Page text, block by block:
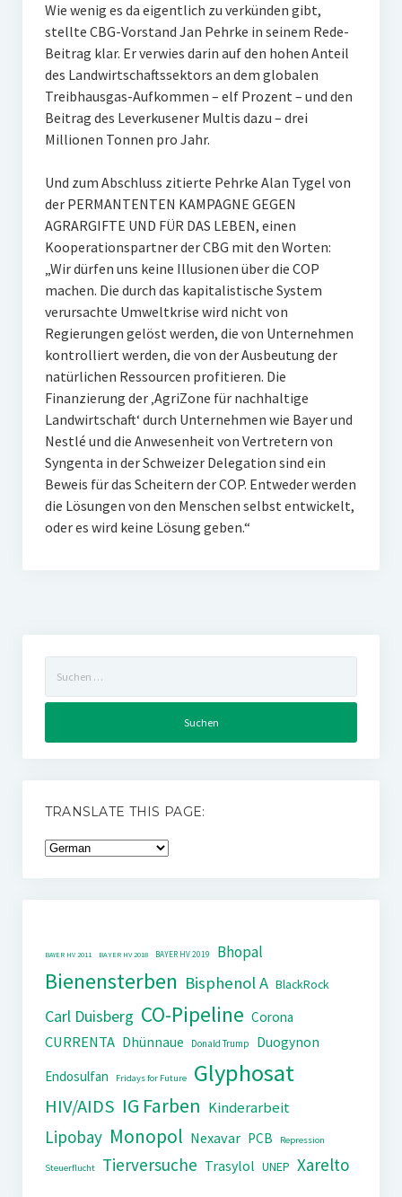
Wie wenig es da eigentlich zu verkünden gibt,
stellte CBG-Vorstand Jan Pehrke in seinem Rede-
Beitrag klar. Er verwies darin auf den hohen Anteil
des Landwirtschaftssektors an dem globalen
Treibhausgas-Aufkommen – elf Prozent – und den
Beitrag des Leverkusener Multis dazu – drei
Millionen Tonnen pro Jahr.
Und zum Abschluss zitierte Pehrke Alan Tygel von
der PERMANTENTEN KAMPAGNE GEGEN
AGRARGIFTE UND FÜR DAS LEBEN, einen
Kooperationspartner der CBG mit den Worten:
„Wir dürfen uns keine Illusionen über die COP
machen. Die durch das kapitalistische System
verursachte Umweltkrise wird nicht von
Regierungen gelöst werden, die von Unternehmen
kontrolliert werden, die von der Ausbeutung der
natürlichen Ressourcen profitieren. Die
Finanzierung der ‚AgriZone für nachhaltige
Landwirtschaft‘ durch Unternehmen wie Bayer und
Nestlé und die Anwesenheit von Vertretern von
Syngenta in der Schweizer Delegation sind ein
Beweis für das Scheitern der COP. Entweder werden
die Lösungen von den Menschen selbst entwickelt,
oder es wird keine Lösung geben.“
nach:
TRANSLATE THIS PAGE:
BAYER HV 2011 BAYER HV 2018 BAYER HV 2019 Bhopal
Bienensterben Bisphenol A BlackRock
Carl Duisberg CO-Pipeline Corona
CURRENTA Dhünnaue Donald Trump
Duogynon
Endosulfan
Fridays for Future Glyphosat
HIV/AIDS IG Farben Kinderarbeit
Lipobay Monopol Nexavar PCB Repression
Steuerflucht Tierversuche Trasylol UNEP Xarelto